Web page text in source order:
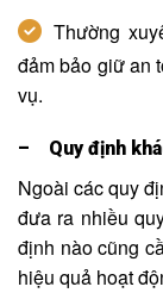
Thường
đảm bảo giữ an
vụ.
– Quy định
Ngoài các quy
đưa ra nhiều
định nào cũng
hiệu quả hoạt